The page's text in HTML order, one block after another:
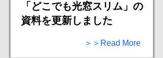
「どこでも光窓スリム」の
資料を更新しました
＞＞Read More